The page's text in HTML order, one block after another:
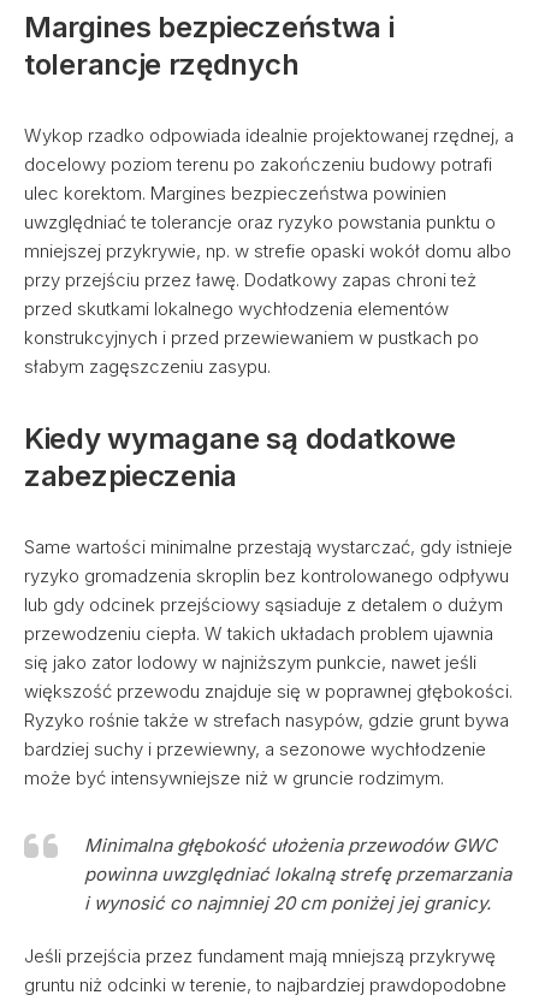
Margines bezpieczeństwa i
tolerancje rzędnych
Wykop rzadko odpowiada idealnie projektowanej rzędnej, a
docelowy poziom terenu po zakończeniu budowy potrafi
ulec korektom. Margines bezpieczeństwa powinien
uwzględniać te tolerancje oraz ryzyko powstania punktu o
mniejszej przykrywie, np. w strefie opaski wokół domu albo
przy przejściu przez ławę. Dodatkowy zapas chroni też
przed skutkami lokalnego wychłodzenia elementów
konstrukcyjnych i przed przewiewaniem w pustkach po
słabym zagęszczeniu zasypu.
Kiedy wymagane są dodatkowe
zabezpieczenia
Same wartości minimalne przestają wystarczać, gdy istnieje
ryzyko gromadzenia skroplin bez kontrolowanego odpływu
lub gdy odcinek przejściowy sąsiaduje z detalem o dużym
przewodzeniu ciepła. W takich układach problem ujawnia
się jako zator lodowy w najniższym punkcie, nawet jeśli
większość przewodu znajduje się w poprawnej głębokości.
Ryzyko rośnie także w strefach nasypów, gdzie grunt bywa
bardziej suchy i przewiewny, a sezonowe wychłodzenie
może być intensywniejsze niż w gruncie rodzimym.
Minimalna głębokość ułożenia przewodów GWC
powinna uwzględniać lokalną strefę przemarzania
i wynosić co najmniej 20 cm poniżej jej granicy.
Jeśli przejścia przez fundament mają mniejszą przykrywę
gruntu niż odcinki w terenie, to najbardziej prawdopodobne